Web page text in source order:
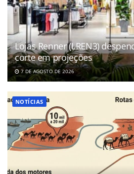
Lojas Renner (LREN3)
corte em projeções
7 DE AGOSTO DE 2026
NOTÍCIAS